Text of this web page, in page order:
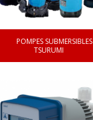
POMPES SUBMERSIBLES
TSURUMI